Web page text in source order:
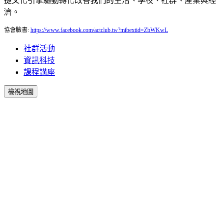
濟。
協會臉書: https://www.facebook.com/actclub.tw?mibextid=ZbWKwL
社群活動
資訊科技
課程講座
檢視地圖